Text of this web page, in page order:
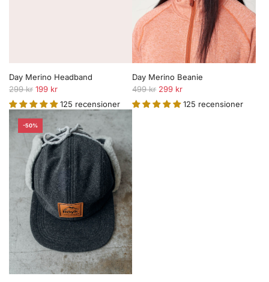
s
Day Merino Headband
O
r
d
r
299 kr 199 kr
125 recensioner
Day Merino Beanie
O
r
d
a
r
i
e
p
r
s
499 kr 299 kr
125 recensioner
-50%